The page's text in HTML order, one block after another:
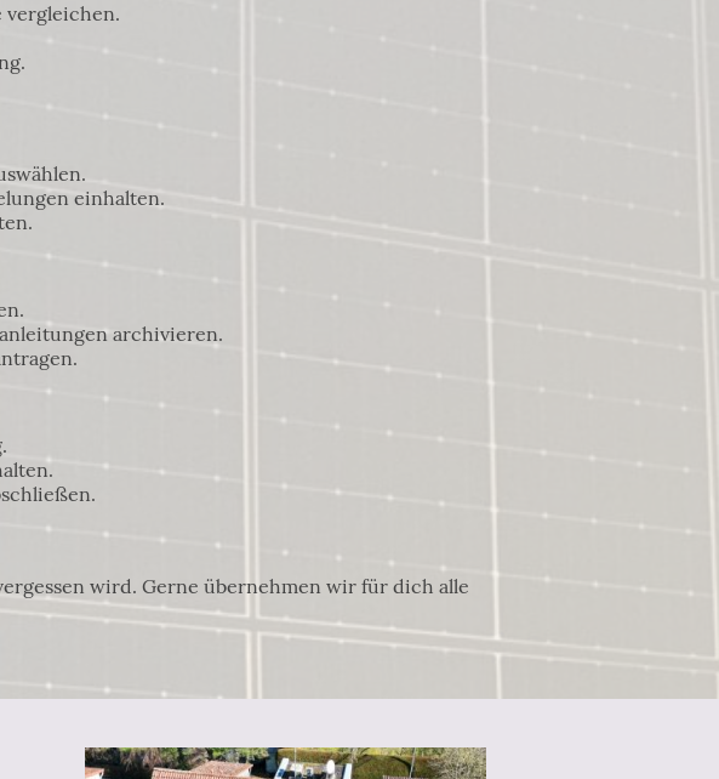
vergleichen.
einhalten.
archivieren.
wird. Gerne übernehmen wir für dich alle